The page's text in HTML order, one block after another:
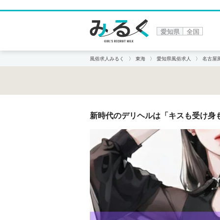
愛知県 全国
風俗求人みるく 東海 愛知県風俗求人 名古屋
新時代のデリヘルは「キスも受け身